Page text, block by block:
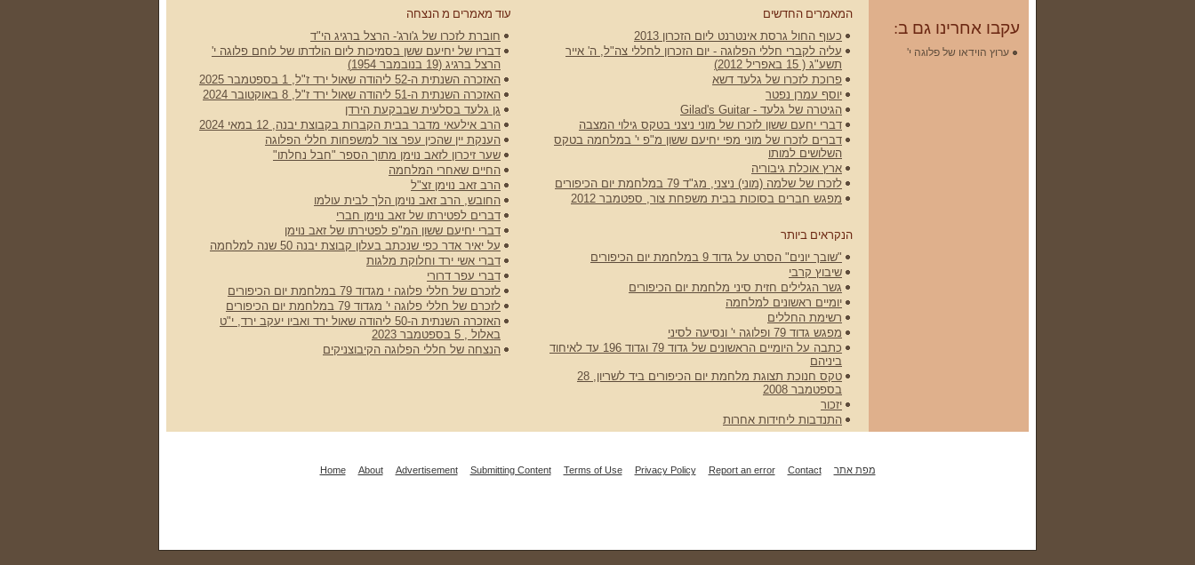
המאמרים החדשים
כעוף החול גרסת אינטרנט ליום הזכרון 2013
עליה לקברי חללי הפלוגה - יום הזכרון לחללי צה"ל, ה' אייר
תשע"ג ( 15 באפריל 2012)
פרוכת לזכרו של גלעד דשא
יוסף עמרן נפטר
הגיטרה של גלעד - Gilad's Guitar
דברי יחעם ששון לזכרו של מוני ניצני בטקס גילוי המצבה
דברים לזכרו של מוני מפי יחיעם ששון מ"פ י' במלחמה בטקס
השלושים למותו
ארץ אוכלת גיבוריה
לזכרו של שלמה (מוני) ניצני, מג"ד 79 במלחמת יום הכיפורים
מפגש חברים בסוכות בבית משפחת צור, ספטמבר 2012
הנקראים ביותר
"שובך יונים" הסרט על גדוד 9 במלחמת יום הכיפורים
שיבוץ קרבי
גשר הגלילים חזית סיני מלחמת יום הכיפורים
יומיים ראשונים למלחמה
רשימת החללים
מפגש גדוד 79 ופלוגה י' ונסיעה לסיני
כתבה על היומיים הראשונים של גדוד 79 וגדוד 196 עד לאיחוד
ביניהם
טקס חנוכת תצוגת מלחמת יום הכיפורים ביד לשריון, 28
בספטמבר 2008
יזכור
התנדבות ליחידות אחרות
עוד מאמרים מ הנצחה
חוברת לזכרו של ג'ורג'- הרצל ברגיג הי"ד
דבריו של יחיעם ששן בסמיכות ליום הולדתו של לוחם פלוגה י'
הרצל ברגיג (19 בנובמבר 1954)
האזכרה השנתית ה-52 ליהודה שאול ירד ז"ל, 1 בספטמבר 2025
האזכרה השנתית ה-51 ליהודה שאול ירד ז"ל, 8 באוקטובר 2024
גן גלעד בסלעית שבבקעת הירדן
הרב אילעאי מדבר בבית הקברות בקבוצת יבנה, 12 במאי 2024
הענקת יין שהכין עפר צור למשפחות חללי הפלוגה
שער זיכרון לזאב נוימן מתוך הספר "חבל נחלתו"
החיים שאחרי המלחמה
הרב זאב נוימן זצ"ל
החובש, הרב זאב נוימן הלך לבית עולמו
דברים לפטירתו של זאב נוימן חברי
דברי יחיעם ששון המ"פ לפטירתו של זאב נוימן
על יאיר אדר כפי שנכתב בעלון קבוצת יבנה 50 שנה למלחמה
דברי אשי ירד וחלוקת מלגות
דברי עפר דרורי
לזכרם של חללי פלוגה י מגדוד 79 במלחמת יום הכיפורים
לזכרם של חללי פלוגה י' מגדוד 79 במלחמת יום הכיפורים
האזכרה השנתית ה-50 ליהודה שאול ירד ואביו יעקב ירד, י"ט
באלול , 5 בספטמבר 2023
הנצחה של חללי הפלוגה הקיבוצניקים
עקבו אחרינו גם ב:
ערוץ הוידאו של פלוגה י'
Home About Advertisement Submitting Content Terms of Use Privacy Policy Report an error Contact מפת אתר